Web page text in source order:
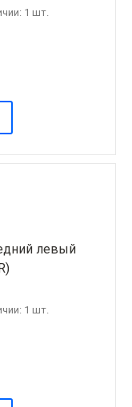
1 шт.
левый
1 шт.